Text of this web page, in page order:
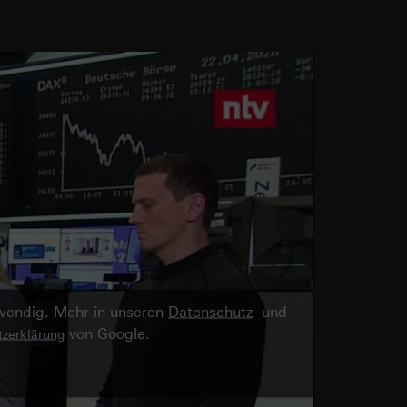
Mehr in unseren Datenschutz- und
von Google.